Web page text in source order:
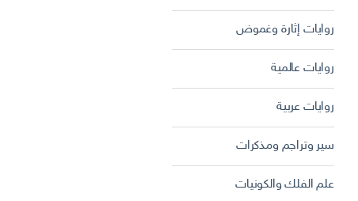
روايات إثارة وغموض
روايات عالمية
روايات عربية
سير وتراجم ومذكرات
علم الفلك والكونيات